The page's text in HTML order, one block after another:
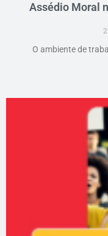
Assédio Moral
O ambiente de